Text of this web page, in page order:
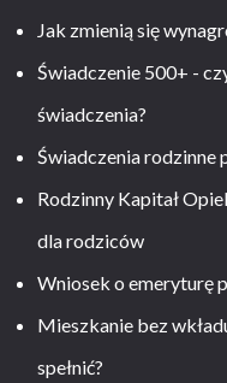
Jak zmienią się
Świadczenie 500+ -
świadczenia?
Świadczenia rodzinne
Rodzinny Kapitał
dla rodziców
Wniosek o emeryturę
Mieszkanie bez
spełnić?